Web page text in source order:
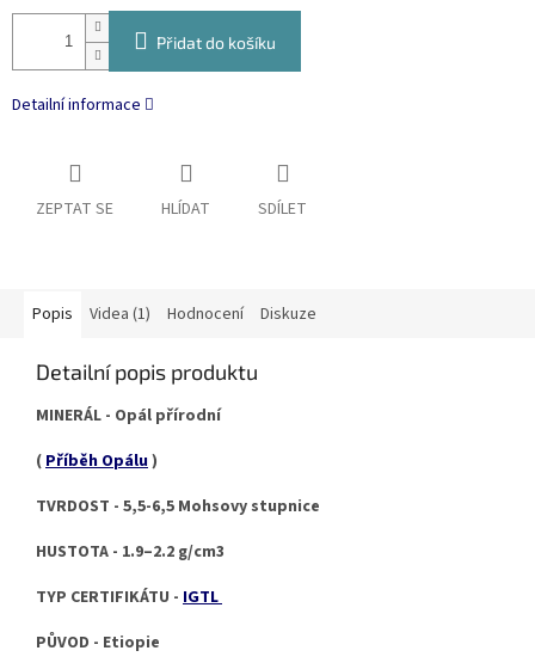
Přidat do košíku
Detailní informace
ZEPTAT SE HLÍDAT SDÍLET
Popis Videa (1) Hodnocení Diskuze
Detailní popis produktu
MINERÁL - Opál přírodní
(Příběh Opálu)
TVRDOST - 5,5-6,5 Mohsovy stupnice
HUSTOTA - 1.9–2.2 g/cm3
TYP CERTIFIKÁTU - IGTL
PŮVOD - Etiopie